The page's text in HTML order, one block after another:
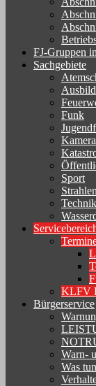
FJ-Gruppen
Sachgebiete
Funk
Sport
Technik
KLFV
Bürgerservice
Warn-
Was